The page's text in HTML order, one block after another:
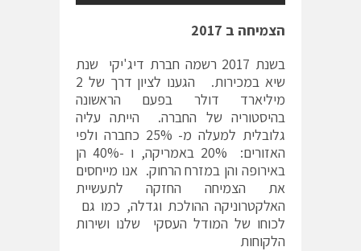
הצמיחה ב 2017
בשנת 2017 רשמה חברת דיג'יקי שנת
שיא במכירות. הגענו לציון דרך של 2
מיליארד דולר בפעם הראשונה
בהיסטוריה של החברה. הייתה עליה
גלובלית למעלה מ- 25% כחברה ולפי
האזורים: 20% באמריקה, ו -40% הן
באירופה והן במזרח הרחוק. אנו מייחסים
את הצמיחה החזקה לתעשיית
האלקטרוניקה ההולכת וגדלה, כמו גם
לכוחו של המודל העסקי שלנו ושירות
הלקוחות